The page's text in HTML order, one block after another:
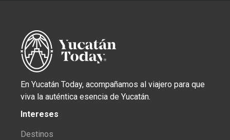
En Yucatán Today, acompañamos al viajero para que
viva la auténtica esencia de Yucatán.
Intereses
Destinos